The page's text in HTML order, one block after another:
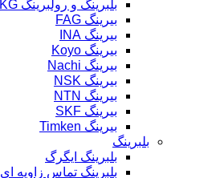
بلبرینگ و رولبرینگ KG
بیرینگ FAG
بیرینگ INA
بیرینگ Koyo
بیرینگ Nachi
بیرینگ NSK
بیرینگ NTN
بیرینگ SKF
بیرینگ Timken
بلبرینگ
بلبرینگ ایگرگ
بلبرینگ تماس زاویه ای